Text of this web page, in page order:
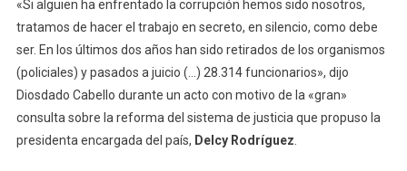
«Si alguien ha enfrentado la corrupción hemos sido nosotros,
tratamos de hacer el trabajo en secreto, en silencio, como debe
ser. En los últimos dos años han sido retirados de los organismos
(policiales) y pasados a juicio (…) 28.314 funcionarios», dijo
Diosdado Cabello durante un acto con motivo de la «gran»
consulta sobre la reforma del sistema de justicia que propuso la
presidenta encargada del país, Delcy Rodríguez